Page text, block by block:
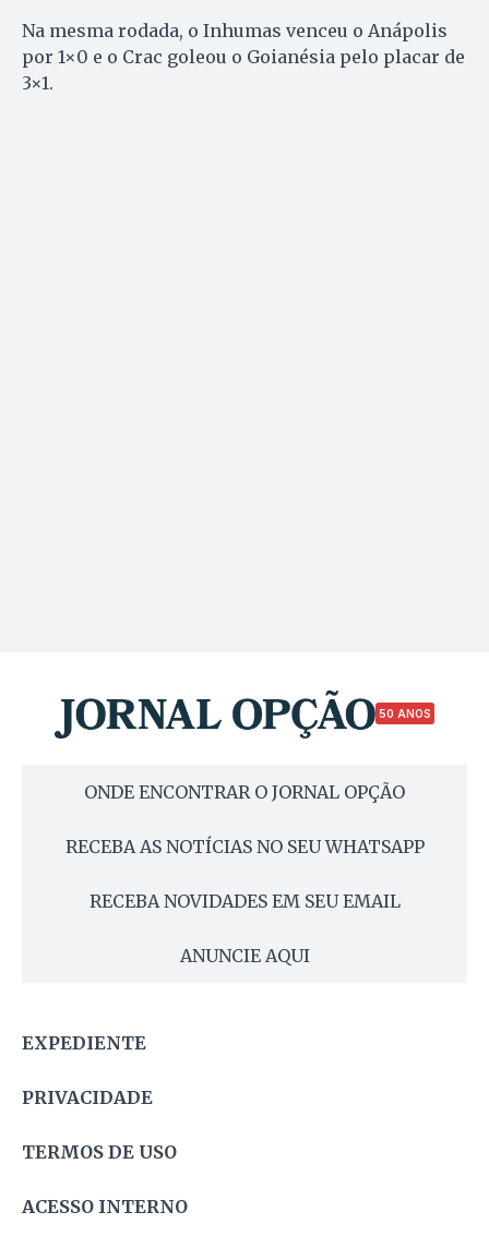
Na mesma rodada, o Inhumas venceu o Anápolis
por 1×0 e o Crac goleou o Goianésia pelo placar de
3×1.
50 ANOS
ONDE ENCONTRAR O JORNAL OPÇÃO
RECEBA AS NOTÍCIAS NO SEU WHATSAPP
RECEBA NOVIDADES EM SEU EMAIL
ANUNCIE AQUI
EXPEDIENTE
PRIVACIDADE
TERMOS DE USO
ACESSO INTERNO